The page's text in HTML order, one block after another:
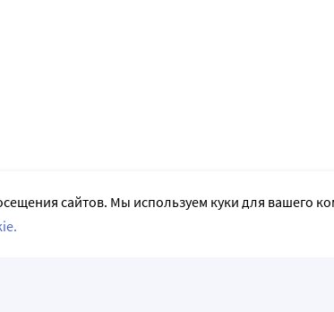
сайтов. Мы используем куки для вашего